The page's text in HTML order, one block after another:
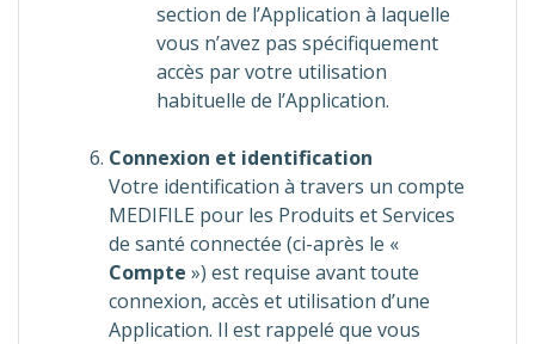
section de l’Application à laquelle
vous n’avez pas spécifiquement
accès par votre utilisation
habituelle de l’Application.
Connexion et identification
Votre identification à travers un compte
MEDIFILE pour les Produits et Services
de santé connectée (ci-après le «
Compte ») est requise avant toute
connexion, accès et utilisation d’une
Application. Il est rappelé que vous